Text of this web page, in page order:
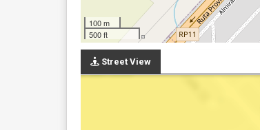
100 m
500 ft
Street View